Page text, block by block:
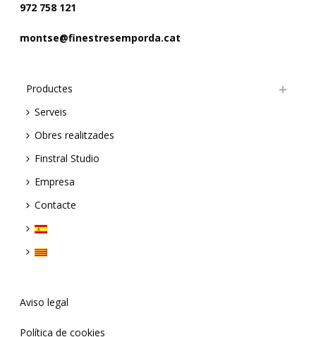
972 758 121
montse@finestresemporda.cat
Productes
Serveis
Obres realitzades
Finstral Studio
Empresa
Contacte
Aviso legal
Política de cookies